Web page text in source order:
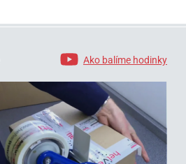
Ako balíme hodinky